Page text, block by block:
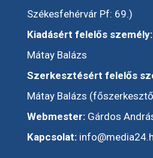
Székesfehérvár Pf: 69.)
Kiadásért felelős személy:
Mátay Balázs
Szerkesztésért felelős
Mátay Balázs
Webmester:Gárdos
Kapcsolat: